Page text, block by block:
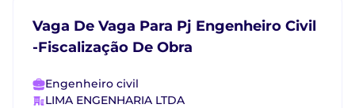
Vaga De Vaga Para Pj Engenheiro Civil
-Fiscalização De Obra
Engenheiro civil
LIMA ENGENHARIA LTDA